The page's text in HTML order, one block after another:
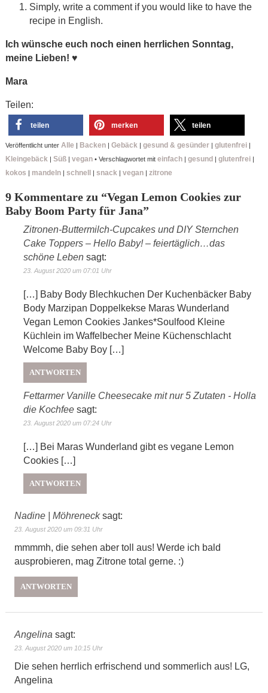
Simply, write a comment if you would like to have the
recipe in English.
Ich wünsche euch noch einen herrlichen Sonntag,
meine Lieben! ♥
Mara
Teilen:
teilen merken teilen
Veröffentlicht unter Alle | Backen| Gebäck | gesund & gesünder| glutenfrei|
Kleingebäck | Süß| vegan• Verschlagwortet mit einfach| gesund | glutenfrei|
kokos | mandeln| schnell | snack | vegan| zitrone
9 Kommentare zu “Vegan Lemon Cookies zur
Baby Boom Party für Jana”
Zitronen-Buttermilch-Cupcakes und DIY Sternchen
Cake Toppers – Hello Baby! – feiertäglich…das
schöne Leben sagt:
23. August 2020 um 07:01 Uhr
[…] Baby Body Blechkuchen Der Kuchenbäcker Baby
Body Marzipan Doppelkekse Maras Wunderland
Vegan Lemon Cookies Jankes*Soulfood Kleine
Küchlein im Waffelbecher Meine Küchenschlacht
Welcome Baby Boy […]
ANTWORTEN
Fettarmer Vanille Cheesecake mit nur 5 Zutaten - Holla
die Kochfee sagt:
23. August 2020 um 07:24 Uhr
[…] Bei Maras Wunderland gibt es vegane Lemon
Cookies […]
ANTWORTEN
Nadine | Möhreneck sagt:
23. August 2020 um 09:31 Uhr
mmmmh, die sehen aber toll aus! Werde ich bald
ausprobieren, mag Zitrone total gerne. :)
ANTWORTEN
Angelina sagt:
23. August 2020 um 10:15 Uhr
Die sehen herrlich erfrischend und sommerlich aus! LG,
Angelina